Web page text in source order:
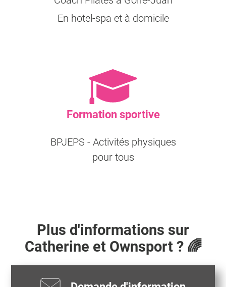
En hotel-spa et à domicile
Formation sportive
BPJEPS - Activités physiques
pour tous
Plus d'informations sur
Catherine et Ownsport ? 🌈